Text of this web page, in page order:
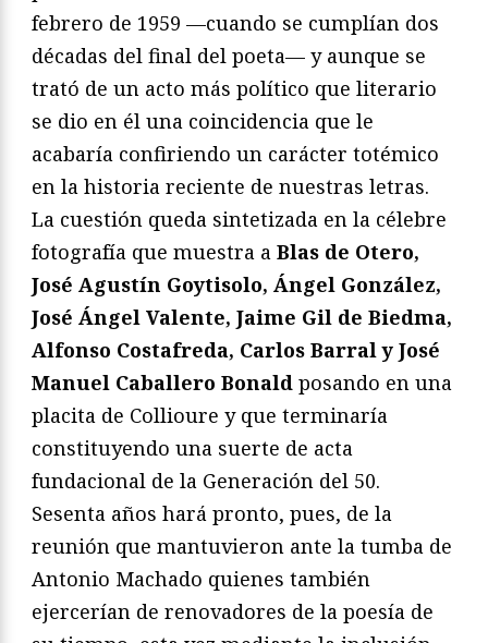
febrero de 1959 —cuando se cumplían dos
décadas del final del poeta— y aunque se
trató de un acto más político que literario
se dio en él una coincidencia que le
acabaría confiriendo un carácter totémico
en la historia reciente de nuestras letras.
La cuestión queda sintetizada en la célebre
fotografía que muestra a Blas de Otero,
José Agustín Goytisolo, Ángel González,
José Ángel Valente, Jaime Gil de Biedma,
Alfonso Costafreda, Carlos Barral y José
Manuel Caballero Bonald posando en una
placita de Collioure y que terminaría
constituyendo una suerte de acta
fundacional de la Generación del 50.
Sesenta años hará pronto, pues, de la
reunión que mantuvieron ante la tumba de
Antonio Machado quienes también
ejercerían de renovadores de la poesía de